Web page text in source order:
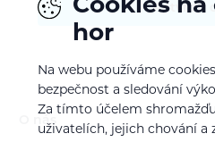
Potvrdit
O nás
Cookies
hor
Na webu používáme
bezpečnost a sledování
Za tímto účelem
uživatelích, jejich chování a